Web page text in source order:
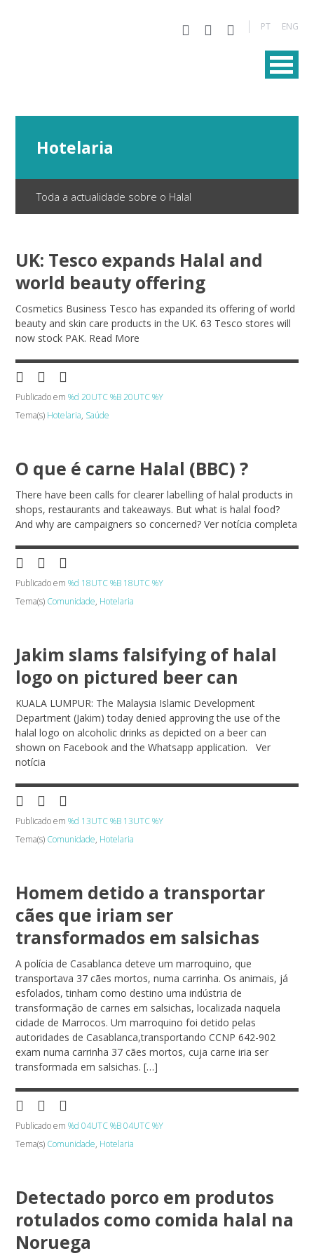
PT ENG
Hotelaria
Toda a actualidade sobre o Halal
UK: Tesco expands Halal and
world beauty offering
Cosmetics Business Tesco has expanded its offering of world
beauty and skin care products in the UK. 63 Tesco stores will
now stock PAK. Read More
Publicado em%d 20UTC %B 20UTC %Y
Tema(s) Hotelaria, Saúde
O que é carne Halal (BBC) ?
There have been calls for clearer labelling of halal products in
shops, restaurants and takeaways. But what is halal food?
And why are campaigners so concerned? Ver notícia completa
Publicado em%d 18UTC %B 18UTC %Y
Tema(s) Comunidade, Hotelaria
Jakim slams falsifying of halal
logo on pictured beer can
KUALA LUMPUR: The Malaysia Islamic Development
Department (Jakim) today denied approving the use of the
halal logo on alcoholic drinks as depicted on a beer can
shown on Facebook and the Whatsapp application. Ver
notícia
Publicado em%d 13UTC %B 13UTC %Y
Tema(s) Comunidade, Hotelaria
Homem detido a transportar
cães que iriam ser
transformados em salsichas
A polícia de Casablanca deteve um marroquino, que
transportava 37 cães mortos, numa carrinha. Os animais, já
esfolados, tinham como destino uma indústria de
transformação de carnes em salsichas, localizada naquela
cidade de Marrocos. Um marroquino foi detido pelas
autoridades de Casablanca,transportando CCNP 642-902
exam numa carrinha 37 cães mortos, cuja carne iria ser
transformada em salsichas. […]
Publicado em%d 04UTC %B 04UTC %Y
Tema(s) Comunidade, Hotelaria
Detectado porco em produtos
rotulados como comida halal na
Noruega